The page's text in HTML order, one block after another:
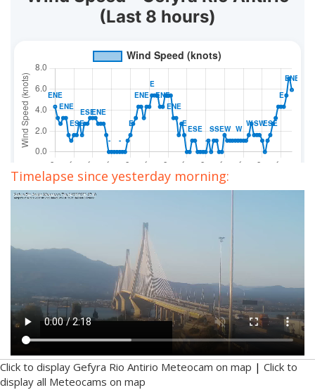
Timelapse since yesterday morning:
Click to display Gefyra Rio Antirio Meteocam on map | Click to
display all Meteocams on map